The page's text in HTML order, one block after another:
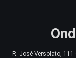
R. José Versolato,